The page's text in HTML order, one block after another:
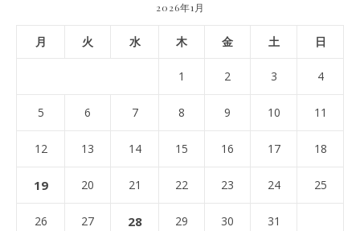
2026年1月
月 火 水 木 金 土 日
1 2 3 4
5 6 7 8 9 10 11
12 13 14 15 16 17 18
19 20 21 22 23 24 25
26 27 28 29 30 31